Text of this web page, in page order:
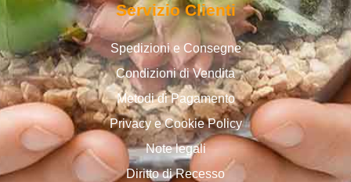
Servizio Clienti
Spedizioni e Consegne
Condizioni di Vendita
Metodi di Pagamento
Privacy e Cookie Policy
Note legali
Diritto di Recesso